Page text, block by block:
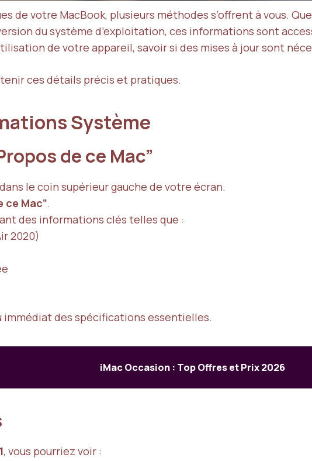
de votre MacBook, plusieurs méthodes s’offrent à vous.
du système d’exploitation, ces informations sont
de votre appareil, savoir si des mises à jour sont
ces détails précis et pratiques.
Système
de ce Mac”
dans le coin supérieur gauche de votre écran.
ce Mac”.
des informations clés telles que :
2020)
des spécifications essentielles.
iMac Occasion : Top Offres et Prix 2026
, vous pourriez voir :